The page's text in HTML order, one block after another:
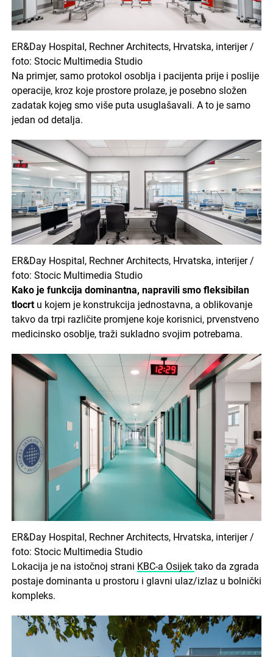
ER&Day Hospital, Rechner Architects, Hrvatska, interijer /
foto: Stocic Multimedia Studio
Na primjer, samo protokol osoblja i pacijenta prije i poslije
operacije, kroz koje prostore prolaze, je posebno složen
zadatak kojeg smo više puta usuglašavali. A to je samo
jedan od detalja.
ER&Day Hospital, Rechner Architects, Hrvatska, interijer /
foto: Stocic Multimedia Studio
Kako je funkcija dominantna, napravili smo fleksibilan
tlocrt u kojem je konstrukcija jednostavna, a oblikovanje
takvo da trpi različite promjene koje korisnici, prvenstveno
medicinsko osoblje, traži sukladno svojim potrebama.
ER&Day Hospital, Rechner Architects, Hrvatska, interijer /
foto: Stocic Multimedia Studio
Lokacija je na istočnoj strani KBC-a Osijek tako da zgrada
postaje dominanta u prostoru i glavni ulaz/izlaz u bolnički
kompleks.